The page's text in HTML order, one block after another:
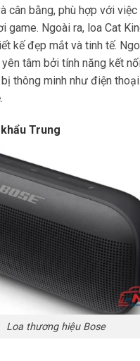
cân bằng, phù hợp với việc
game. Ngoài ra, loa Cat
kế đẹp mắt và tinh tế.
tâm bởi tính năng kết
thông minh như điện
Trung
Loa thương hiệu Bose